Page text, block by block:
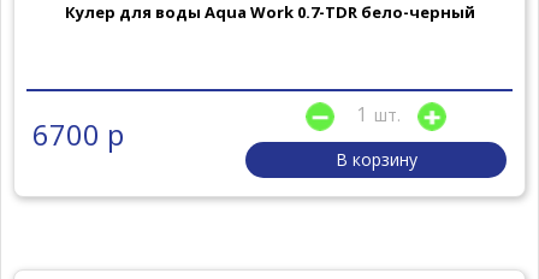
Кулер для воды Aqua Work 0.7-TDR бело-черный
6700 р
шт.
В корзину